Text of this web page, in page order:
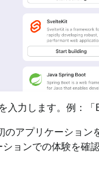
入力します。例：
アプリケーショ
ョンでの体験を確